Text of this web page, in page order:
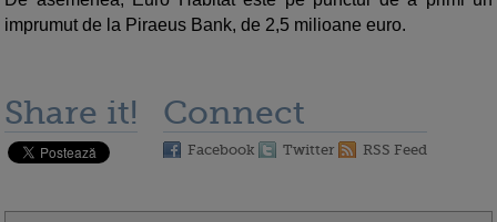
imprumut de la Piraeus Bank, de 2,5 milioane euro.
Share it! Connect
Facebook Twitter RSS Feed